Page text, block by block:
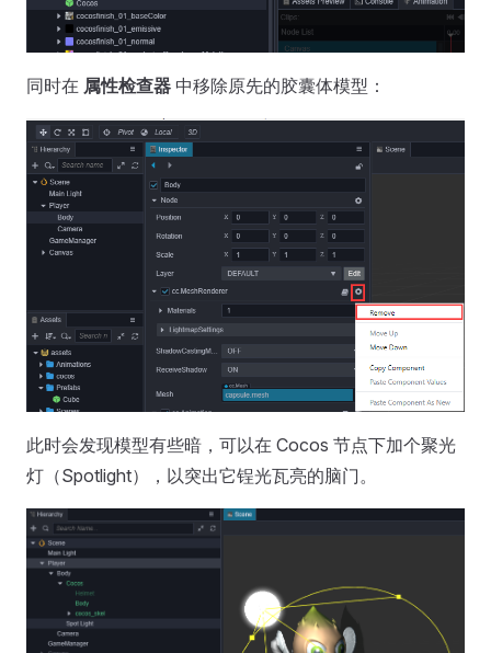
同时在 属性检查器 中移除原先的胶囊体模型：
此时会发现模型有些暗，可以在 Cocos 节点下加个聚光
灯（Spotlight），以突出它锃光瓦亮的脑门。